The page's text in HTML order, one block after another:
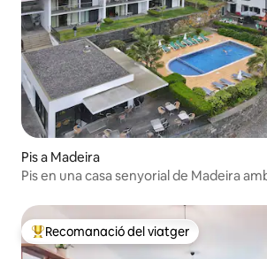
Pis a Madeira
Pis en una casa senyorial de Madeira
Principals recomanacions dels viatgers
Recomanació del viatger